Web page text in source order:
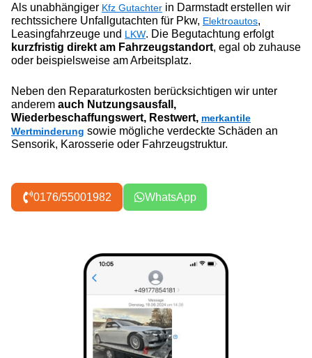
Als unabhängiger Kfz Gutachter in Darmstadt erstellen wir
rechtssichere Unfallgutachten für Pkw, Elektroautos,
Leasingfahrzeuge und LKW. Die Begutachtung erfolgt
kurzfristig direkt am Fahrzeugstandort, egal ob zuhause
oder beispielsweise am Arbeitsplatz.
Neben den Reparaturkosten berücksichtigen wir unter
anderem auch Nutzungsausfall,
Wiederbeschaffungswert, Restwert, merkantile
Wertminderung sowie mögliche verdeckte Schäden an
Sensorik, Karosserie oder Fahrzeugstruktur.
0176/55001982 WhatsApp